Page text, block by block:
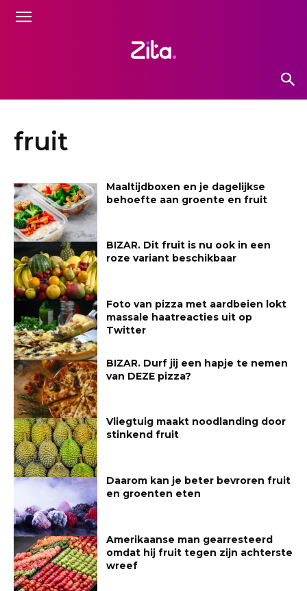
fruit
Maaltijdboxen en je dagelijkse
behoefte aan groente en fruit
BIZAR. Dit fruit is nu ook in een
roze variant beschikbaar
Foto van pizza met aardbeien lokt
massale haatreacties uit op
Twitter
BIZAR. Durf jij een hapje te nemen
van DEZE pizza?
Vliegtuig maakt noodlanding door
stinkend fruit
Daarom kan je beter bevroren fruit
en groenten eten
Amerikaanse man gearresteerd
omdat hij fruit tegen zijn achterste
wreef